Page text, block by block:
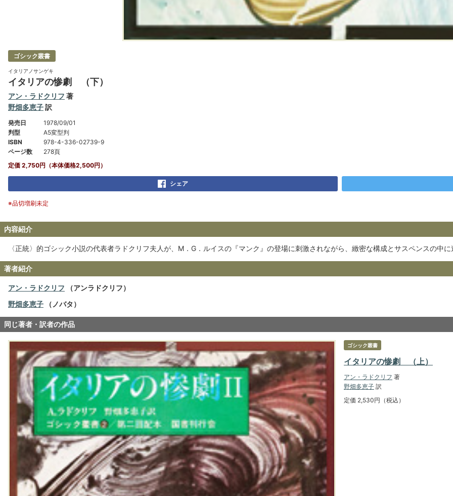
ゴシック叢書
イタリアノサンゲキ
イタリアの惨劇 （下）
アン・ラドクリフ 著
野畑多恵子訳
発売日
1978/09/01
判型
A5変型判
ISBN
978-4-336-02739-9
ページ数
278頁
定価 2,750円（本体価格2,500円）
シェア
※品切増刷未定
内容紹介
〈正統〉的ゴシック小説の代表者ラドクリフ夫人が、M．G．ルイスの『マンク』の登場に刺激されながら、緻密な構成とサスペンスの中
著者紹介
アン・ラドクリフ （アンラドクリフ）
野畑多恵子 （ノバタ）
同じ著者・訳者の作品
ゴシック叢書
イタリアの惨劇 （上）
アン・ラドクリフ 著
野畑多恵子 訳
定価 2,530円（税込）